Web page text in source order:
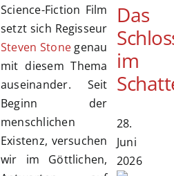
Science-Fiction Film
setzt sich Regisseur
Steven Stone genau
mit diesem Thema
auseinander. Seit
Beginn der
menschlichen
Existenz, versuchen
wir im Göttlichen,
Das
im
28.
Juni
2026